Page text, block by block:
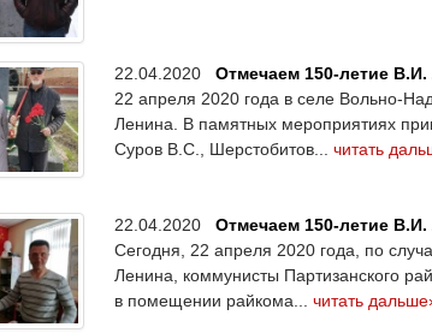
22.04.2020 Отмечаем 150-летие
22 апреля 2020 года в селе Вольно-
Ленина. В памятных мероприятиях
Суров В.С., Шерстобитов... читать
22.04.2020 Отмечаем 150-летие
Сегодня, 22 апреля 2020 года, по
Ленина, коммунисты Партизанского
в помещении райкома... читать